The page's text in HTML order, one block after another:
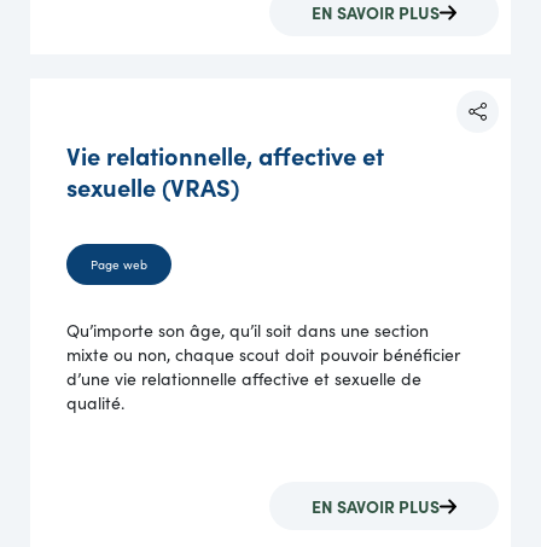
EN SAVOIR PLUS
Vie relationnelle, affective et
sexuelle (VRAS)
Page web
Qu’importe son âge, qu’il soit dans une section
mixte ou non, chaque scout doit pouvoir bénéficier
d’une vie relationnelle affective et sexuelle de
qualité.
EN SAVOIR PLUS